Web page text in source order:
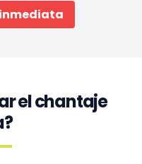
el chantaje